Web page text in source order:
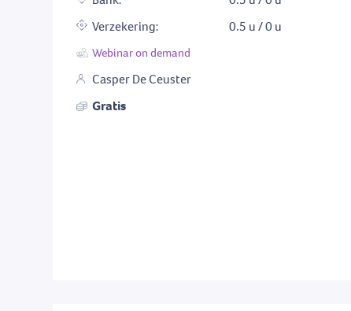
Verzekering:
0.5 u / 0 u
Webinar on demand
Casper De Ceuster
Gratis